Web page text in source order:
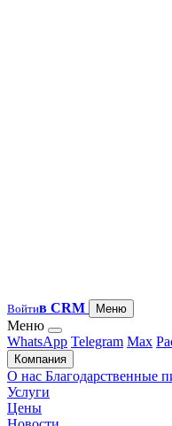
Войтив CRM Меню
Меню
WhatsApp Telegram Max
Компания
О нас Благодарственные
Услуги
Цены